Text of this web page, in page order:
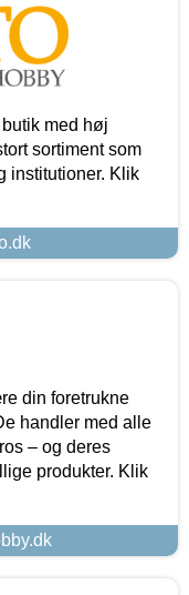
med høj
sortiment som
institutioner. Klik
din foretrukne
handler med alle
– og deres
produkter. Klik